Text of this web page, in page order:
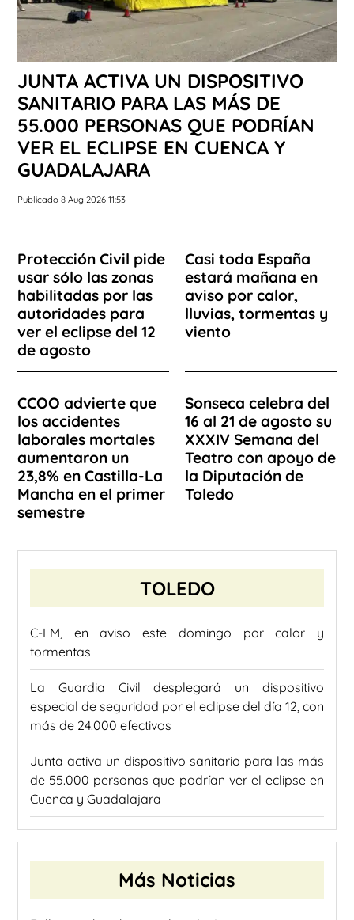
JUNTA ACTIVA UN DISPOSITIVO
SANITARIO PARA LAS MÁS DE
55.000 PERSONAS QUE PODRÍAN
VER EL ECLIPSE EN CUENCA Y
GUADALAJARA
Publicado 8 Aug 2026 11:53
Protección Civil pide
usar sólo las zonas
habilitadas por las
autoridades para
ver el eclipse del 12
de agosto
Casi toda España
estará mañana en
aviso por calor,
lluvias, tormentas y
viento
CCOO advierte que
los accidentes
laborales mortales
aumentaron un
23,8% en Castilla-La
Mancha en el primer
semestre
Sonseca celebra del
16 al 21 de agosto su
XXXIV Semana del
Teatro con apoyo de
la Diputación de
Toledo
TOLEDO
C-LM, en aviso este domingo por calor y
tormentas
La Guardia Civil desplegará un dispositivo
especial de seguridad por el eclipse del día 12, con
más de 24.000 efectivos
Junta activa un dispositivo sanitario para las más
de 55.000 personas que podrían ver el eclipse en
Cuenca y Guadalajara
Más Noticias